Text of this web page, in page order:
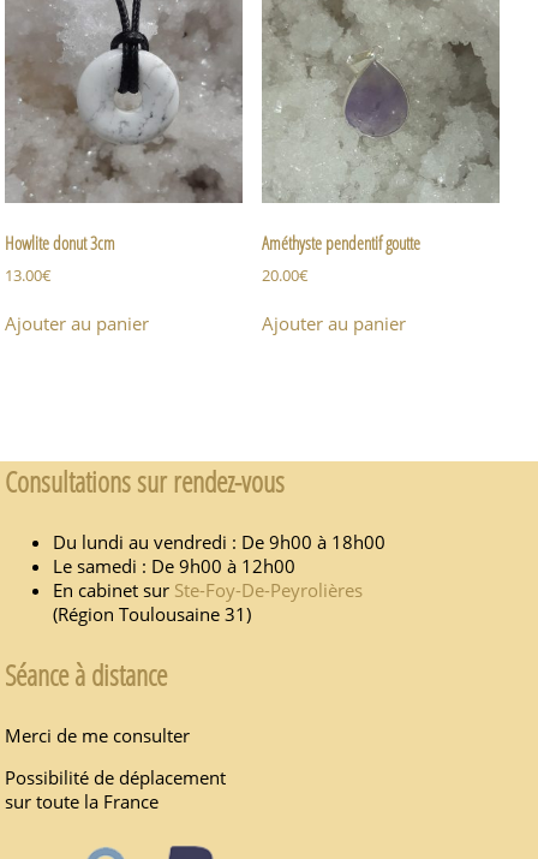
Howlite donut 3cm
13.00€
Ajouter au panier
Améthyste pendentif goutte
20.00€
Ajouter au panier
Consultations sur rendez-vous
Du lundi au vendredi : De 9h00 à 18h00
Le samedi : De 9h00 à 12h00
En cabinet sur Ste-Foy-De-Peyrolières
(Région Toulousaine 31)
Séance à distance
Merci de me consulter
Possibilité de déplacement
sur toute la France